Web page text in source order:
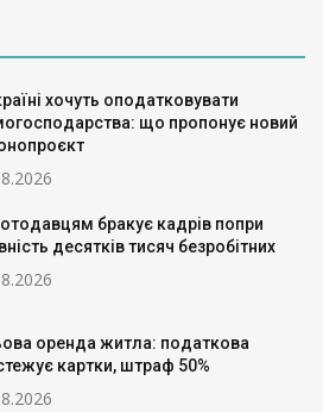
хочуть оподатковувати
що пропонує новий
бракує кадрів попри
десятків тисяч безробітних
оренда житла: податкова
картки, штраф 50%